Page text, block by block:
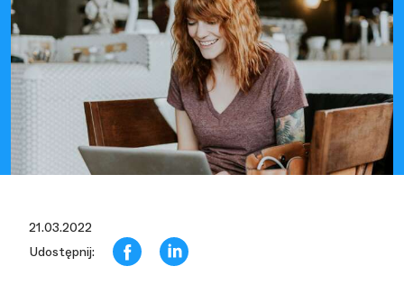
21.03.2022
Udostępnij: